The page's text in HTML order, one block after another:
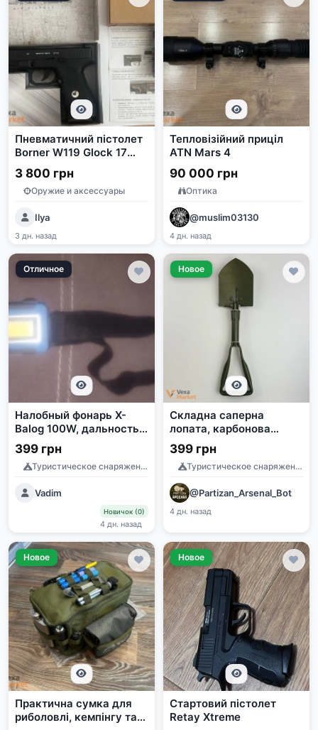
Пневматичний пістолет
Borner W119 Glock 17
Blowback
3 800 грн
Оружие и аксессуары
Ilya
3 дн. назад
Тепловізійний приціл
ATN Mars 4
90 000 грн
Оптика
@muslim03130
4 дн. назад
Отличное
Налобный фонарь X-
Balog 100W, дальность
50м, на батарейках, для
узких мест
399 грн
Туристическое снаряжение
Vadim
Новичок (0)
4 дн. назад
Новое
Складна саперна
лопата, карбонова
сталь, 58 см
399 грн
Туристическое снаряжение
@Partizan_Arsenal_Bot
4 дн. назад
Новое
Практична сумка для
риболовлі, кемпінгу та
Новое
Стартовий пістолет
Retay Xtreme